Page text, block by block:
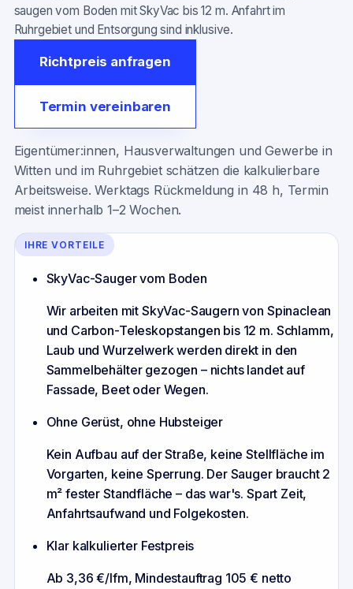
saugen vom Boden mit SkyVac bis 12 m. Anfahrt im
Ruhrgebiet und Entsorgung sind inklusive.
Richtpreis anfragen
Termin vereinbaren
Eigentümer:innen, Hausverwaltungen und Gewerbe in
Witten und im Ruhrgebiet schätzen die kalkulierbare
Arbeitsweise. Werktags Rückmeldung in 48 h, Termin
meist innerhalb 1–2 Wochen.
IHRE VORTEILE
SkyVac-Sauger vom Boden
Wir arbeiten mit SkyVac-Saugern von Spinaclean
und Carbon-Teleskopstangen bis 12 m. Schlamm,
Laub und Wurzelwerk werden direkt in den
Sammelbehälter gezogen – nichts landet auf
Fassade, Beet oder Wegen.
Ohne Gerüst, ohne Hubsteiger
Kein Aufbau auf der Straße, keine Stellfläche im
Vorgarten, keine Sperrung. Der Sauger braucht 2
m² fester Standfläche – das war's. Spart Zeit,
Anfahrtsaufwand und Folgekosten.
Klar kalkulierter Festpreis
Ab 3,36 €/lfm, Mindestauftrag 105 € netto